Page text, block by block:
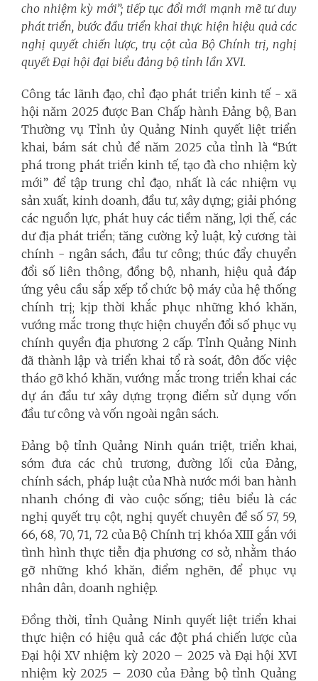
cho nhiệm kỳ mới”; tiếp tục đổi mới mạnh mẽ tư duy
phát triển, bước đầu triển khai thực hiện hiệu quả các
nghị quyết chiến lược, trụ cột của Bộ Chính trị, nghị
quyết Đại hội đại biểu đảng bộ tỉnh lần XVI.
Công tác lãnh đạo, chỉ đạo phát triển kinh tế - xã
hội năm 2025 được Ban Chấp hành Đảng bộ, Ban
Thường vụ Tỉnh ủy Quảng Ninh quyết liệt triển
khai, bám sát chủ đề năm 2025 của tỉnh là “Bứt
phá trong phát triển kinh tế, tạo đà cho nhiệm kỳ
mới” để tập trung chỉ đạo, nhất là các nhiệm vụ
sản xuất, kinh doanh, đầu tư, xây dựng; giải phóng
các nguồn lực, phát huy các tiềm năng, lợi thế, các
dư địa phát triển; tăng cường kỷ luật, kỷ cương tài
chính - ngân sách, đầu tư công; thúc đẩy chuyển
đổi số liên thông, đồng bộ, nhanh, hiệu quả đáp
ứng yêu cầu sắp xếp tổ chức bộ máy của hệ thống
chính trị; kịp thời khắc phục những khó khăn,
vướng mắc trong thực hiện chuyển đổi số phục vụ
chính quyền địa phương 2 cấp. Tỉnh Quảng Ninh
đã thành lập và triển khai tổ rà soát, đôn đốc việc
tháo gỡ khó khăn, vướng mắc trong triển khai các
dự án đầu tư xây dựng trọng điểm sử dụng vốn
đầu tư công và vốn ngoài ngân sách.
Đảng bộ tỉnh Quảng Ninh quán triệt, triển khai,
sớm đưa các chủ trương, đường lối của Đảng,
chính sách, pháp luật của Nhà nước mới ban hành
nhanh chóng đi vào cuộc sống; tiêu biểu là các
nghị quyết trụ cột, nghị quyết chuyên đề số 57, 59,
66, 68, 70, 71, 72 của Bộ Chính trị khóa XIII gắn với
tình hình thực tiễn địa phương cơ sở, nhằm tháo
gỡ những khó khăn, điểm nghẽn, để phục vụ
nhân dân, doanh nghiệp.
Đồng thời, tỉnh Quảng Ninh quyết liệt triển khai
thực hiện có hiệu quả các đột phá chiến lược của
Đại hội XV nhiệm kỳ 2020 – 2025 và Đại hội XVI
nhiệm kỳ 2025 – 2030 của Đảng bộ tỉnh Quảng